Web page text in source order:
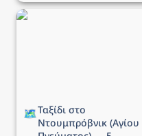
Ταξίδι στο Ντουμπρόβνικ
🗺️Ταξίδι στο
Ντουμπρόβνικ (Αγίου